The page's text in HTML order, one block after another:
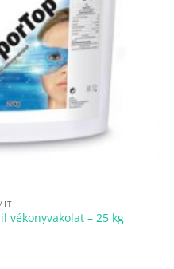
vékonyvakolat – 25 kg